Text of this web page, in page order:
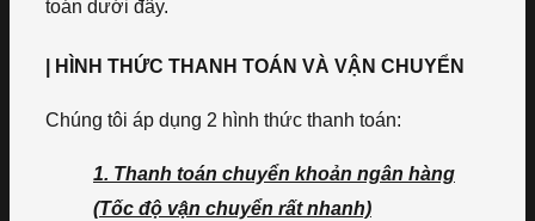
toán dưới đây.
| HÌNH THỨC THANH TOÁN VÀ VẬN CHUYỂN
Chúng tôi áp dụng 2 hình thức thanh toán:
1. Thanh toán chuyển khoản ngân hàng
(Tốc độ vận chuyển rất nhanh)